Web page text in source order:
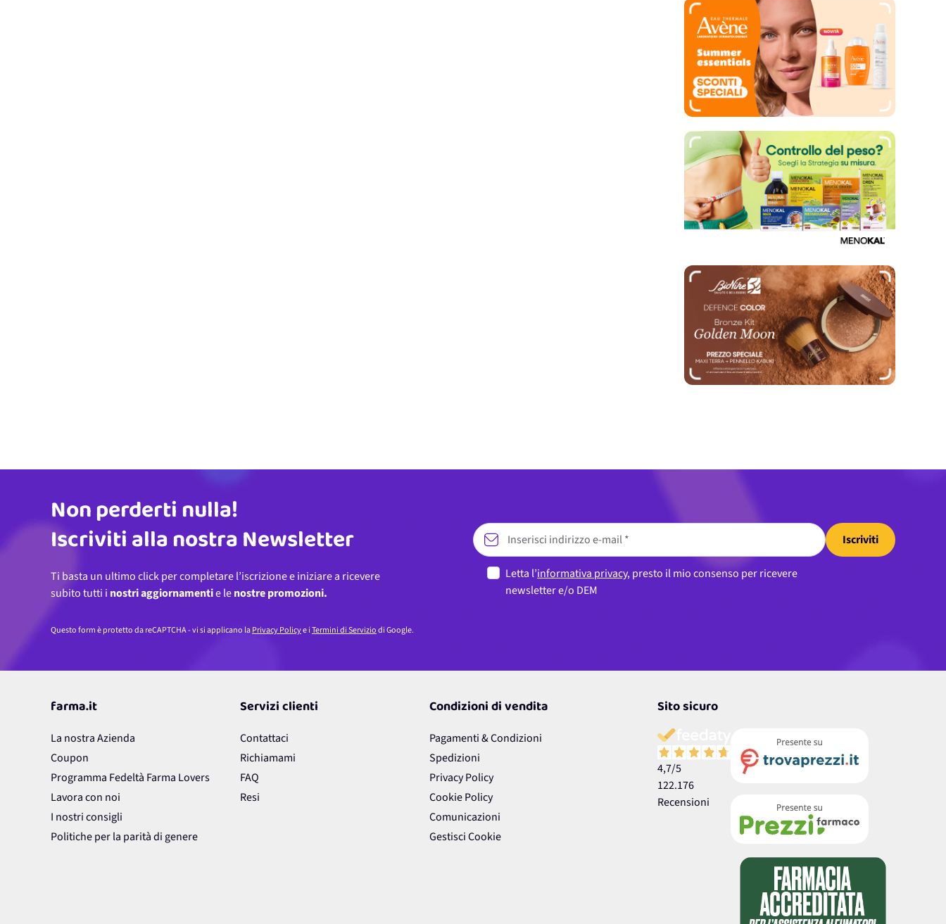
Indirizzo email
Non perderti nulla!
Iscriviti alla nostra Newsletter
Ti basta un ultimo click per completare l’iscrizione e iniziare a ricevere
subito tutti i nostri aggiornamentie lenostre promozioni.
Iscriviti
Letta l’informativa privacy, presto il mio consenso per ricevere
newsletter e/o DEM
Questo form è protetto da reCAPTCHA - vi si applicano laPrivacy Policye iTermini di Serviziodi Google.
farma.it
La nostra Azienda
Coupon
Programma Fedeltà Farma Lovers
Lavora con noi
I nostri consigli
Politiche per la parità di genere
Servizi clienti
Contattaci
Richiamami
FAQ
Resi
Condizioni di vendita
Pagamenti & Condizioni
Spedizioni
Privacy Policy
Cookie Policy
Comunicazioni
Gestisci Cookie
Sito sicuro
4,7/5
122.176
Recensioni